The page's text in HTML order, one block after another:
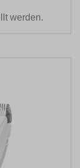
werden.